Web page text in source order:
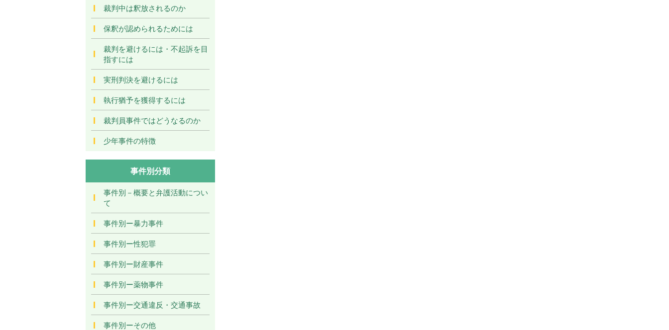
裁判中は釈放されるのか
保釈が認められるためには
裁判を避けるには・不起訴を目
指すには
実刑判決を避けるには
執行猶予を獲得するには
裁判員事件ではどうなるのか
少年事件の特徴
事件別分類
事件別－概要と弁護活動につい
て
事件別ー暴力事件
事件別ー性犯罪
事件別ー財産事件
事件別ー薬物事件
事件別ー交通違反・交通事故
事件別ーその他